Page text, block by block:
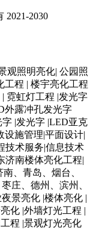
2021-2030
观照明亮化| 公园照
工程 | 楼宇亮化工程
霓虹灯工程 |发光字
外露冲孔发光字
|发光字 |LED亚克
设施管理|平面设计|
技术服务|信息技术
济南楼体亮化工程|
、青岛、烟台、
庄、德州、滨州、
景亮化 |楼体亮化 |
化 |外墙灯光工程 |
程 |景观灯光亮化